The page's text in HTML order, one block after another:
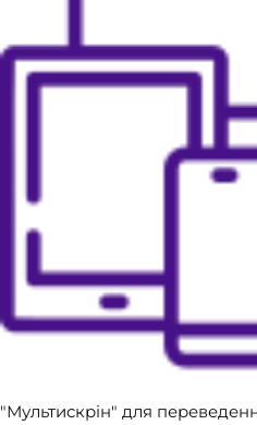
​"Мультискрін" для